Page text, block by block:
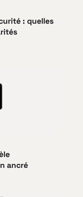
: quelles
ancré